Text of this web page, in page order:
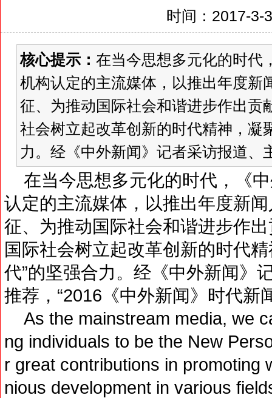
时间：2017-3-
核心提示： 在当今思想多元化的时代
机构认定的主流媒体，以推出年度新
征、为推动国际社会和谐进步作出贡
社会树立起改革创新的时代精神，凝
力。经《中外新闻》记者采访报道、
在当今思想多元化的时代，《
认定的主流媒体，以推出年度新
征、为推动国际社会和谐进步作
国际社会树立起改革创新的时代
代”的坚强合力。经《中外新闻》
推荐，“2016《中外新闻》时代新
As the mainstream media, we
ng individuals to be the New
r great contributions in promoting
nious development in various